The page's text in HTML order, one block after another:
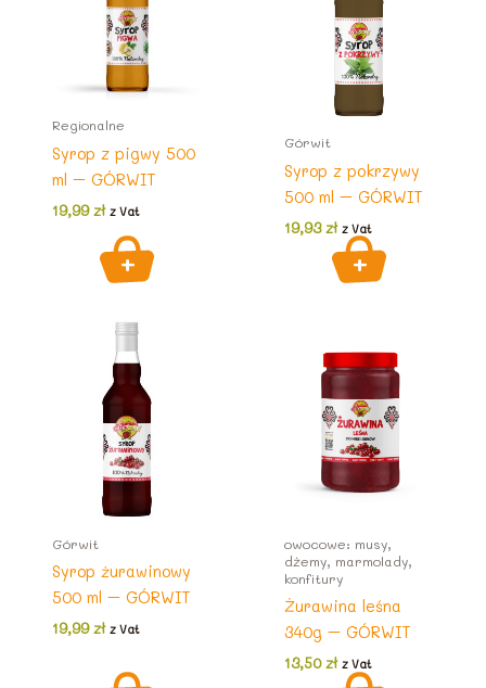
Regionalne
Syrop z pigwy 500
ml – GÓRWIT
19,99zł z Vat
Górwit
Syrop z pokrzywy
500 ml – GÓRWIT
19,93zł z Vat
Górwit
Syrop żurawinowy
500 ml – GÓRWIT
19,99zł z Vat
owocowe: musy,
dżemy, marmolady,
konfitury
Żurawina leśna
340g – GÓRWIT
13,50zł z Vat